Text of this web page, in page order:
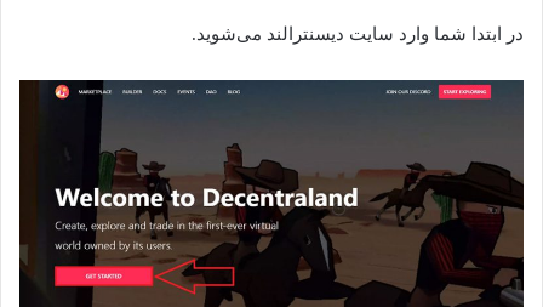
در ابتدا شما وارد سایت دیسنترالند می‌شوید.